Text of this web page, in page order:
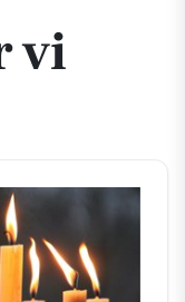
vi